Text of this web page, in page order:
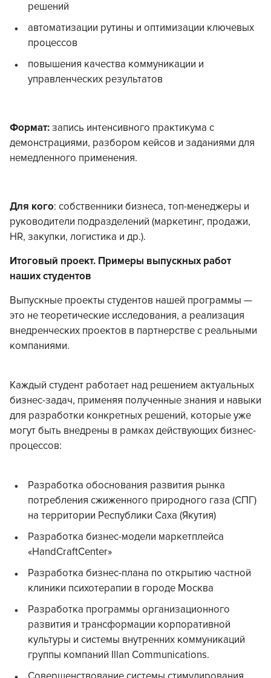
решений
автоматизации рутины и оптимизации ключевых
процессов
повышения качества коммуникации и
управленческих результатов
Формат: запись интенсивного практикума с
демонстрациями, разбором кейсов и заданиями для
немедленного применения.
Для кого: собственники бизнеса, топ-менеджеры и
руководители подразделений (маркетинг, продажи,
HR, закупки, логистика и др.).
Итоговый проект. Примеры выпускных работ
наших студентов
Выпускные проекты студентов нашей программы —
это не теоретические исследования, а реализация
внедренческих проектов в партнерстве с реальными
компаниями.
Каждый студент работает над решением актуальных
бизнес-задач, применяя полученные знания и навыки
для разработки конкретных решений, которые уже
могут быть внедрены в рамках действующих бизнес-
процессов:
Разработка обоснования развития рынка
потребления сжиженного природного газа (СПГ)
на территории Республики Саха (Якутия)
Разработка бизнес-модели маркетплейса
«HandCraftCenter»
Разработка бизнес-плана по открытию частной
клиники психотерапии в городе Москва
Разработка программы организационного
развития и трансформации корпоративной
культуры и системы внутренних коммуникаций
группы компаний Illan Communications.